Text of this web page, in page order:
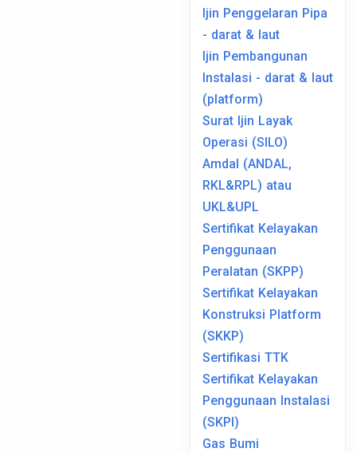
Ijin Penggelaran Pipa
- darat & laut
Ijin Pembangunan
Instalasi - darat & laut
(platform)
Surat Ijin Layak
Operasi (SILO)
Amdal (ANDAL,
RKL&RPL) atau
UKL&UPL
Sertifikat Kelayakan
Penggunaan
Peralatan (SKPP)
Sertifikat Kelayakan
Konstruksi Platform
(SKKP)
Sertifikasi TTK
Sertifikat Kelayakan
Penggunaan Instalasi
(SKPI)
Gas Bumi